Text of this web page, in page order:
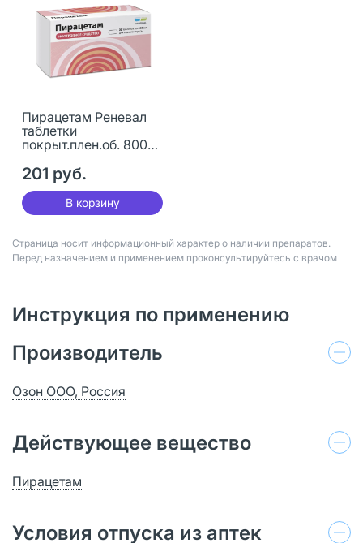
Пирацетам Реневал
таблетки
покрыт.плен.об. 800
201 руб.
В корзину
Страница носит информационный характер о наличии препаратов.
Перед назначением и применением проконсультируйтесь с врачом
Инструкция по применению
Производитель
Озон ООО, Россия
Действующее вещество
Пирацетам
Условия отпуска из аптек